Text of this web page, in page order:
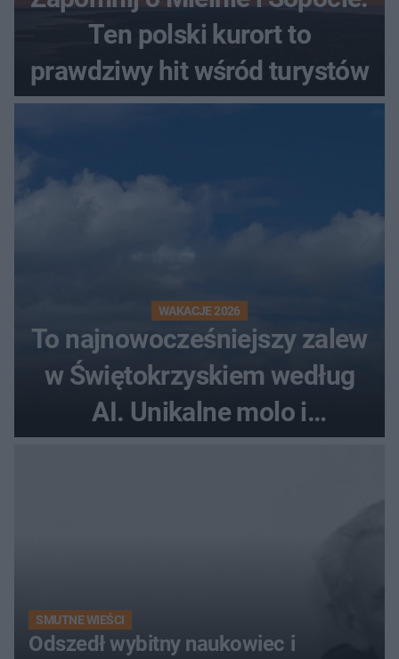
Ten polski kurort to
prawdziwy hit wśród turystów
WAKACJE 2026
To najnowocześniejszy zalew
w Świętokrzyskiem według
AI. Unikalne molo i
SMUTNE WIEŚCI
Odszedł wybitny naukowiec i